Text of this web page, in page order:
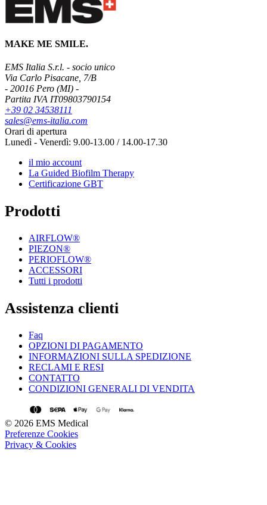
MAKE ME SMILE.
EMS Italia S.r.l. - socio unico
Via Carlo Pisacane, 7/B
- 20016 Pero (MI) -
Partita IVA IT09803790154
+39 02 34538111
sales@ems-italia.com
Orari di apertura
Lunedì - Venerdì: 9.00-13.00 / 14.00-17.30
il mio account
La Guided Biofilm Therapy
Certificazione GBT
Prodotti
AIRFLOW®
PIEZON®
PERIOFLOW®
ACCESSORI
Tutti i prodotti
Assistenza clienti
Faq
OPZIONI DI PAGAMENTO
INFORMAZIONI SULLA SPEDIZIONE
RECLAMI E RESI
CONTATTO
CONDIZIONI GENERALI DI VENDITA
© 2026 EMS Medical
Preferenze Cookies
Privacy & Cookies